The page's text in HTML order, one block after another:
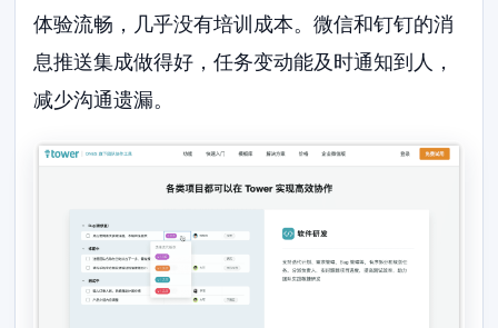
体验流畅，几乎没有培训成本。微信和钉钉的消
息推送集成做得好，任务变动能及时通知到人，
减少沟通遗漏。